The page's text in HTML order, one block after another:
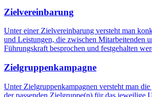
Zielvereinbarung
Unter einer Zielvereinbarung versteht man
und Leistungen, die zwischen Mitarbeitenden
Führungskraft besprochen und festgehalten
Zielgruppenkampagne
Unter Zielgruppenkampagnen versteht man
der passenden Zielgruppe(n) für das jeweilige